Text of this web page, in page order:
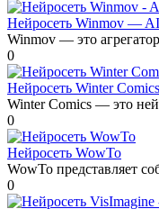
Нейросеть Winmov —
Winmov — это
0
Нейросеть Winter Comics
Winter Comics — это
0
Нейросеть WowTo
WowTo представляет
0